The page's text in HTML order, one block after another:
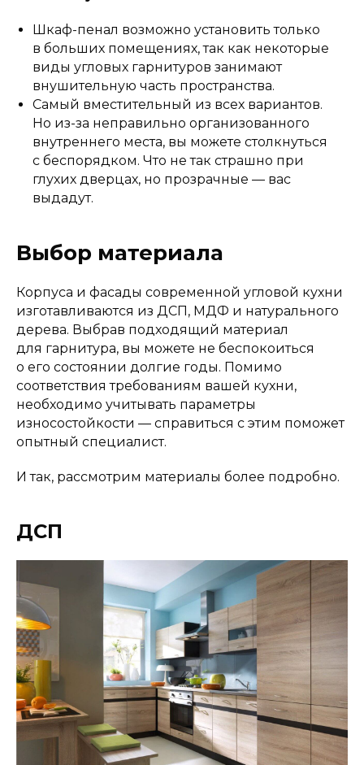
Шкаф-пенал возможно установить только
в больших помещениях, так как некоторые
виды угловых гарнитуров занимают
внушительную часть пространства.
Самый вместительный из всех вариантов.
Но из-за неправильно организованного
внутреннего места, вы можете столкнуться
с беспорядком. Что не так страшно при
глухих дверцах, но прозрачные — вас
выдадут.
Выбор материала
Корпуса и фасады современной угловой кухни
изготавливаются из ДСП, МДФ и натурального
дерева. Выбрав подходящий материал
для гарнитура, вы можете не беспокоиться
о его состоянии долгие годы. Помимо
соответствия требованиям вашей кухни,
необходимо учитывать параметры
износостойкости — справиться с этим поможет
опытный специалист.
И так, рассмотрим материалы более подробно.
ДСП